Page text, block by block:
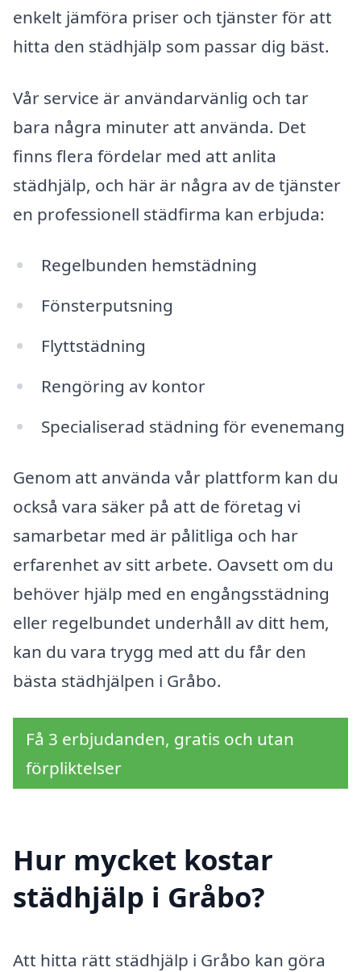
enkelt jämföra priser och tjänster för att
hitta den städhjälp som passar dig bäst.
Vår service är användarvänlig och tar
bara några minuter att använda. Det
finns flera fördelar med att anlita
städhjälp, och här är några av de tjänster
en professionell städfirma kan erbjuda:
Regelbunden hemstädning
Fönsterputsning
Flyttstädning
Rengöring av kontor
Specialiserad städning för evenemang
Genom att använda vår plattform kan du
också vara säker på att de företag vi
samarbetar med är pålitliga och har
erfarenhet av sitt arbete. Oavsett om du
behöver hjälp med en engångsstädning
eller regelbundet underhåll av ditt hem,
kan du vara trygg med att du får den
bästa städhjälpen i Gråbo.
Få 3 erbjudanden, gratis och utan
förpliktelser
Hur mycket kostar
städhjälp i Gråbo?
Att hitta rätt städhjälp i Gråbo kan göra